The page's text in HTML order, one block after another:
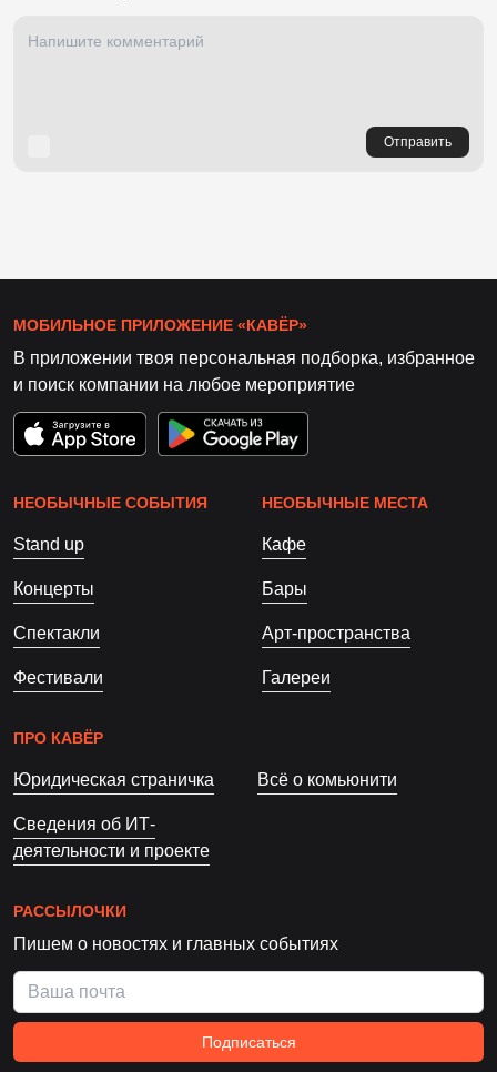
Отправить
МОБИЛЬНОЕ ПРИЛОЖЕНИЕ «КАВЁР»
В приложении твоя персональная подборка, избранное
и поиск компании на любое мероприятие
НЕОБЫЧНЫЕ СОБЫТИЯ
Stand up
Концерты
Спектакли
Фестивали
НЕОБЫЧНЫЕ МЕСТА
Кафе
Бары
Арт-пространства
Галереи
ПРО КАВЁР
Юридическая страничка Всё о комьюнити
Сведения об ИТ-
деятельности и проекте
РАССЫЛОЧКИ
Пишем о новостях и главных событиях
Подписаться